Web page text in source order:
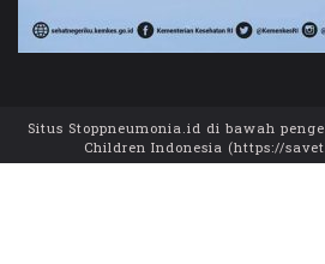
Situs Stoppneumonia.id di bawah
Children Indonesia (https://